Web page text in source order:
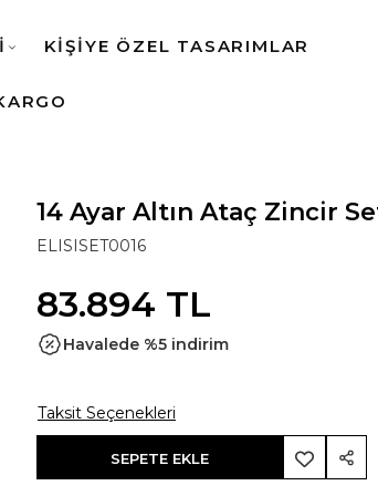
KİŞİYE ÖZEL TASARIMLAR
14 Ayar Altın Ataç Zincir
ELISISET0016
83.894 TL
Havalede %5 indirim
Taksit Seçenekleri
SEPETE EKLE